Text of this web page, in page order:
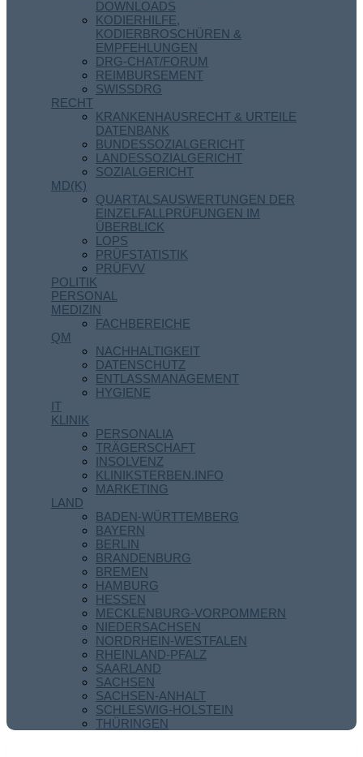
DOWNLOADS
KODIERHILFE,
KODIERBROSCHÜREN &
EMPFEHLUNGEN
DRG-CHAT/FORUM
REIMBURSEMENT
SWISSDRG
RECHT
KRANKENHAUSRECHT & URTEILE
DATENBANK
BUNDESSOZIALGERICHT
LANDESSOZIALGERICHT
SOZIALGERICHT
MD(K)
QUARTALSAUSWERTUNGEN DER
EINZELFALLPRÜFUNGEN IM
ÜBERBLICK
LOPS
PRÜFSTATISTIK
PRÜFVV
POLITIK
PERSONAL
MEDIZIN
FACHBEREICHE
QM
NACHHALTIGKEIT
DATENSCHUTZ
ENTLASSMANAGEMENT
HYGIENE
IT
KLINIK
PERSONALIA
TRÄGERSCHAFT
INSOLVENZ
KLINIKSTERBEN.INFO
MARKETING
LAND
BADEN-WÜRTTEMBERG
BAYERN
BERLIN
BRANDENBURG
BREMEN
HAMBURG
HESSEN
MECKLENBURG-VORPOMMERN
NIEDERSACHSEN
NORDRHEIN-WESTFALEN
RHEINLAND-PFALZ
SAARLAND
SACHSEN
SACHSEN-ANHALT
SCHLESWIG-HOLSTEIN
THÜRINGEN